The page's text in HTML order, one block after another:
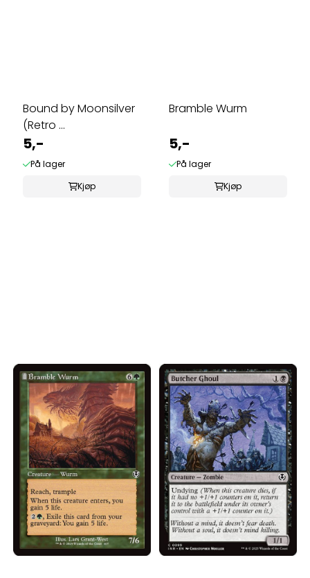
Bound by Moonsilver
(Retro ...
5,-
På lager
Kjøp
Bramble Wurm
5,-
På lager
Kjøp